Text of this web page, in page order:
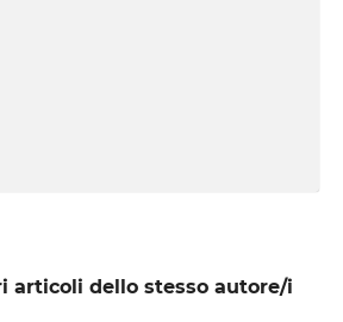
articoli dello stesso autore/i